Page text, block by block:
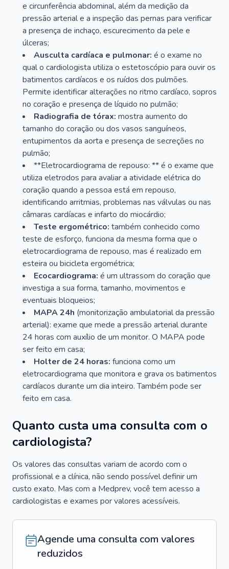
e circunferência abdominal, além da medição da
pressão arterial e a inspeção das pernas para verificar
a presença de inchaço, escurecimento da pele e
úlceras;
Ausculta cardíaca e pulmonar: é o exame no
qual o cardiologista utiliza o estetoscópio para ouvir os
batimentos cardíacos e os ruídos dos pulmões.
Permite identificar alterações no ritmo cardíaco, sopros
no coração e presença de líquido no pulmão;
Radiografia de tórax: mostra aumento do
tamanho do coração ou dos vasos sanguíneos,
entupimentos da aorta e presença de secreções no
pulmão;
**Eletrocardiograma de repouso: ** é o exame que
utiliza eletrodos para avaliar a atividade elétrica do
coração quando a pessoa está em repouso,
identificando arritmias, problemas nas válvulas ou nas
câmaras cardíacas e infarto do miocárdio;
Teste ergométrico: também conhecido como
teste de esforço, funciona da mesma forma que o
eletrocardiograma de repouso, mas é realizado em
esteira ou bicicleta ergométrica;
Ecocardiograma: é um ultrassom do coração que
investiga a sua forma, tamanho, movimentos e
eventuais bloqueios;
MAPA 24h (monitorização ambulatorial da pressão
arterial): exame que mede a pressão arterial durante
24 horas com auxílio de um monitor. O MAPA pode
ser feito em casa;
Holter de 24 horas: funciona como um
eletrocardiograma que monitora e grava os batimentos
cardíacos durante um dia inteiro. Também pode ser
feito em casa.
Quanto custa uma consulta com o
cardiologista?
Os valores das consultas variam de acordo com o
profissional e a clínica, não sendo possível definir um
custo exato. Mas com a Medprev, você tem acesso a
cardiologistas e exames por valores acessíveis.
Agende uma consulta com valores
reduzidos